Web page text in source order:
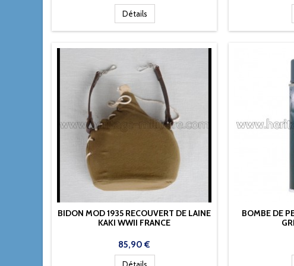
Détails
BIDON MOD 1935 RECOUVERT DE LAINE
KAKI WWII FRANCE
Prix
85,90 €
Détails
BOMBE DE